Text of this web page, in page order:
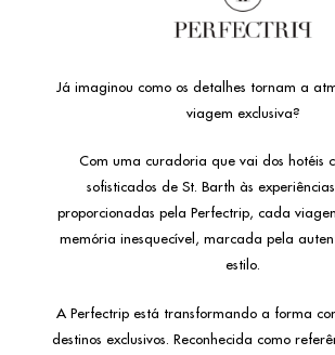
Já imaginou como os detalhes tornam a
viagem exclusiva?
Com uma curadoria que vai dos hotéis
sofisticados de St. Barth às
proporcionadas pela Perfectrip, cada
memória inesquecível, marcada pela
estilo.
A Perfectrip está transformando a forma
destinos exclusivos. Reconhecida como